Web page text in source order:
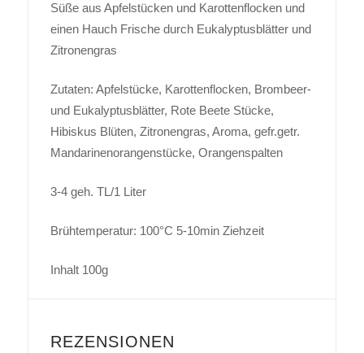
Süße aus Apfelstücken und Karottenflocken und
einen Hauch Frische durch Eukalyptusblätter und
Zitronengras
Zutaten: Apfelstücke, Karottenflocken, Brombeer-
und Eukalyptusblätter, Rote Beete Stücke,
Hibiskus Blüten, Zitronengras, Aroma, gefr.getr.
Mandarinenorangenstücke, Orangenspalten
3-4 geh. TL/1 Liter
Brühtemperatur: 100°C 5-10min Ziehzeit
Inhalt 100g
REZENSIONEN